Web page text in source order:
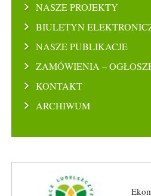
NASZE PROJEKTY
BIULETYN
NASZE PUBLIKACJE
ZAMÓWIENIA –
KONTAKT
ARCHIWUM